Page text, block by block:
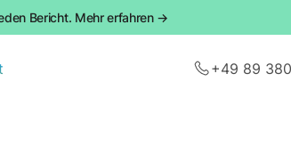
Bericht. Mehr erfahren →
+49 89